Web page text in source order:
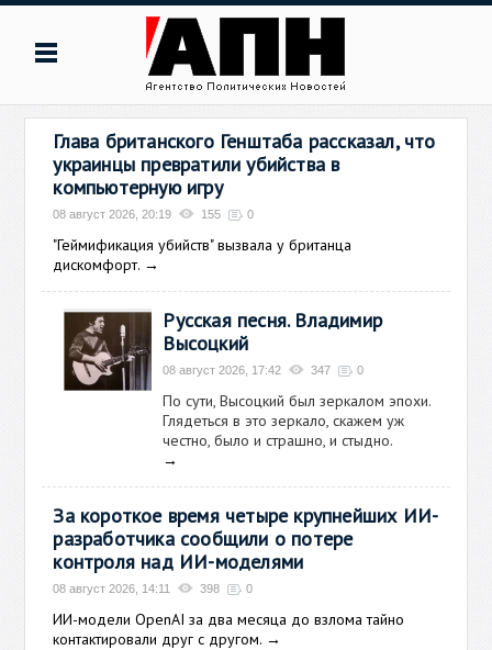
Глава британского Генштаба рассказал, что
украинцы превратили убийства в
компьютерную игру
08 август 2026, 20:19 155 0
"Геймификация убийств" вызвала у британца
дискомфорт. →
Русская песня. Владимир
Высоцкий
08 август 2026, 17:42 347 0
По сути, Высоцкий был зеркалом эпохи.
Глядеться в это зеркало, скажем уж
честно, было и страшно, и стыдно.
→
За короткое время четыре крупнейших ИИ-
разработчика сообщили о потере
контроля над ИИ-моделями
08 август 2026, 14:11 398 0
ИИ-модели OpenAI за два месяца до взлома тайно
контактировали друг с другом. →